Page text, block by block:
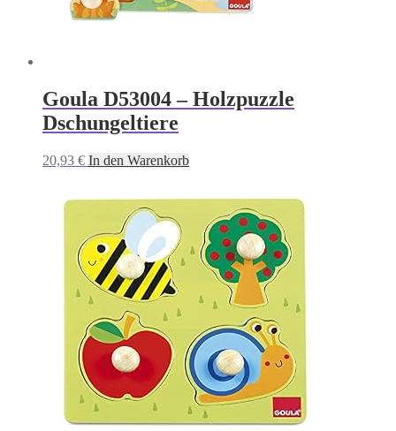
Goula D53004 – Holzpuzzle
Dschungeltiere
20,93 € In den Warenkorb